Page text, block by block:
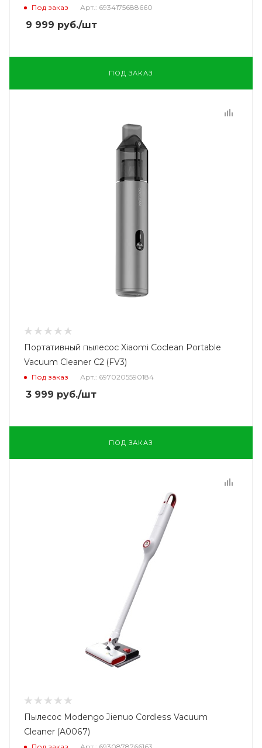
Под заказ Арт.: 6934175688660
9 999 руб./шт
ПОД ЗАКАЗ
Портативный пылесос Xiaomi Coclean Portable
Vacuum Cleaner C2 (FV3)
Под заказ Арт.: 6970205590184
3 999 руб./шт
ПОД ЗАКАЗ
Пылесос Modengo Jienuo Cordless Vacuum
Cleaner (A0067)